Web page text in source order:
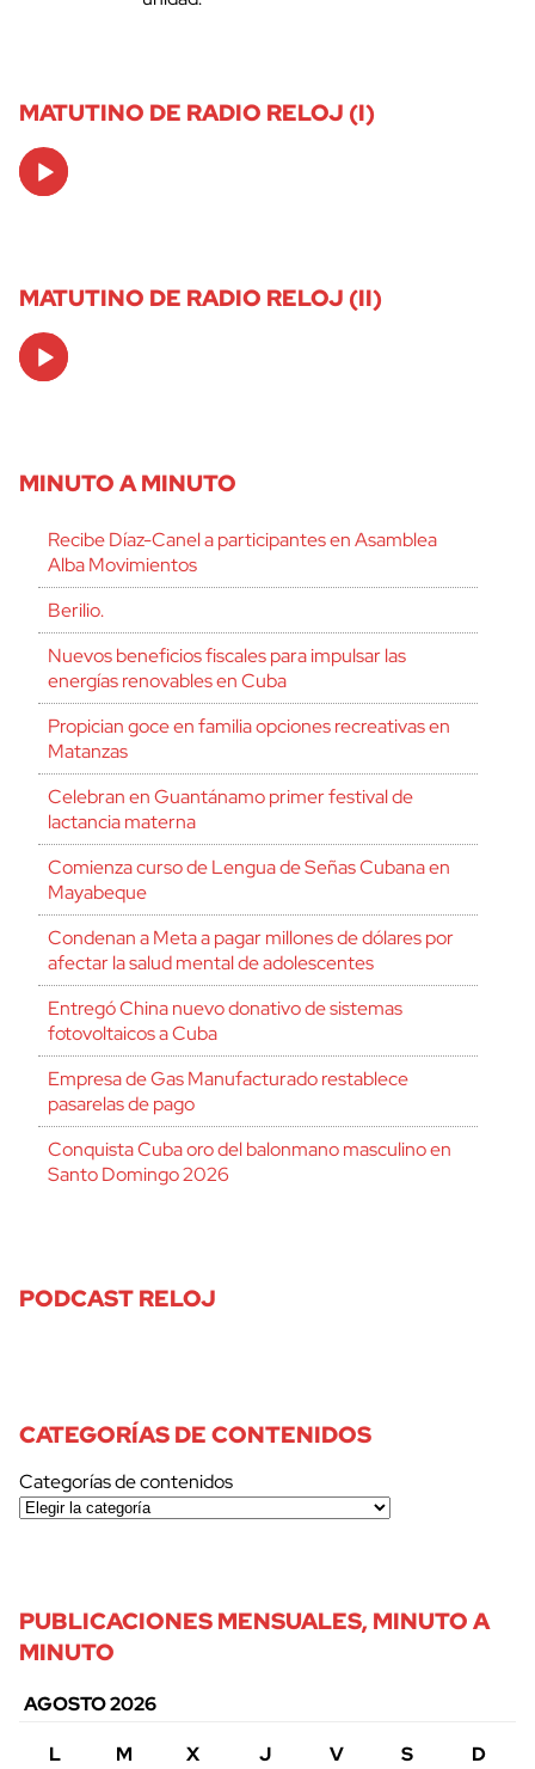
MATUTINO DE RADIO RELOJ (I)
Audio
Player
MATUTINO DE RADIO RELOJ (II)
Audio
Player
MINUTO A MINUTO
Recibe Díaz-Canel a participantes en Asamblea
Alba Movimientos
Berilio.
Nuevos beneficios fiscales para impulsar las
energías renovables en Cuba
Propician goce en familia opciones recreativas en
Matanzas
Celebran en Guantánamo primer festival de
lactancia materna
Comienza curso de Lengua de Señas Cubana en
Mayabeque
Condenan a Meta a pagar millones de dólares por
afectar la salud mental de adolescentes
Entregó China nuevo donativo de sistemas
fotovoltaicos a Cuba
Empresa de Gas Manufacturado restablece
pasarelas de pago
Conquista Cuba oro del balonmano masculino en
Santo Domingo 2026
PODCAST RELOJ
CATEGORÍAS DE CONTENIDOS
Categorías de contenidos
PUBLICACIONES MENSUALES, MINUTO A
MINUTO
AGOSTO 2026
L
M X J V S
D